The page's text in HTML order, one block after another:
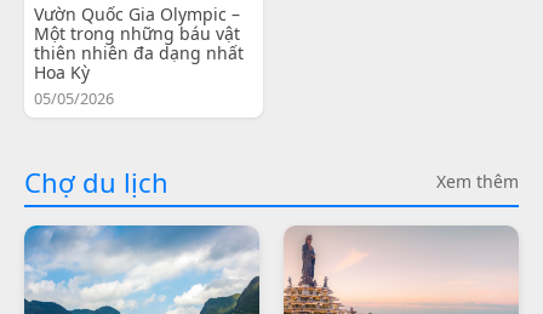
Vườn Quốc Gia Olympic –
Một trong những báu vật
thiên nhiên đa dạng nhất
Hoa Kỳ
05/05/2026
Chợ du lịch Xem thêm